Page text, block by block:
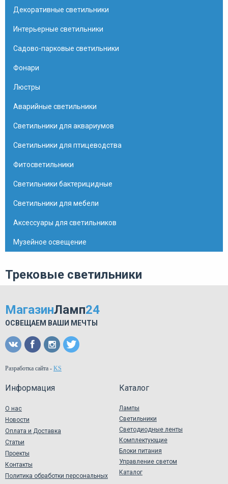
Декоративные светильники
Интерьерные светильники
Садово-парковые светильники
Фонари
Люстры
Аварийные светильники
Светильники для аквариумов
Светильники для птицеводства
Фитосветильники
Светильники бактерицидные
Светильники для мебели
Аксессуары для светильников
Музейное освещение
Трековые светильники
МагазинЛамп24
ОСВЕЩАЕМ ВАШИ МЕЧТЫ
Разработка сайта - KS
Информация
О нас
Новости
Оплата и Доставка
Статьи
Проекты
Контакты
Политика обработки персональных
Каталог
Лампы
Светильники
Светодиодные ленты
Комплектующие
Блоки питания
Управление светом
Каталог